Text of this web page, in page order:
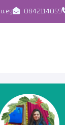
0842114059